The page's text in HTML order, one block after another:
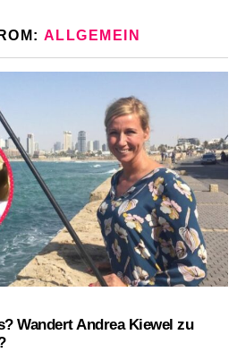
ALLGEMEIN
Wandert Andrea Kiewel zu